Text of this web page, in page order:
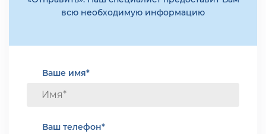
всю необходимую информацию
Ваше имя*
Ваш телефон*